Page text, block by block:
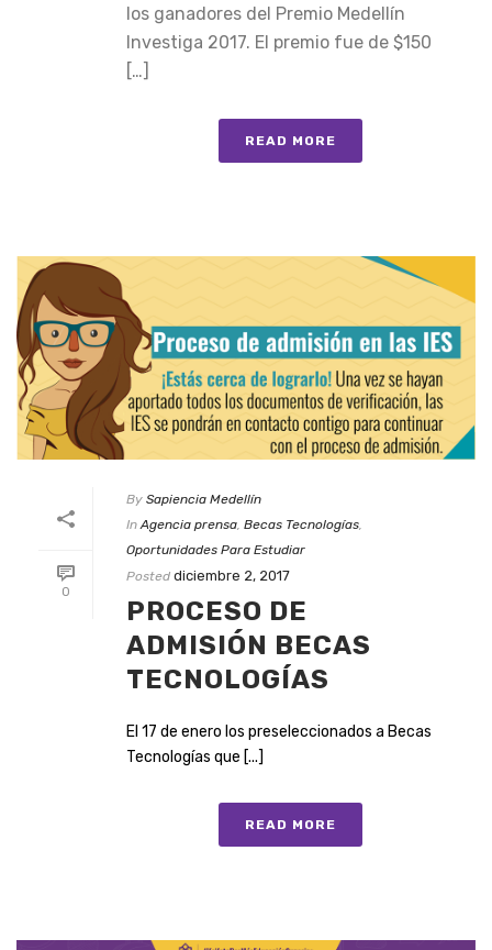
los ganadores del Premio Medellín
Investiga 2017. El premio fue de $150
[…]
READ MORE
0
By Sapiencia Medellín
In Agencia prensa, Becas Tecnologías,
Oportunidades Para Estudiar
Posted diciembre 2, 2017
PROCESO DE
ADMISIÓN BECAS
TECNOLOGÍAS
El 17 de enero los preseleccionados a Becas
Tecnologías que [...]
READ MORE